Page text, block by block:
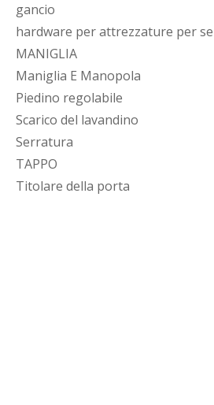
gancio
hardware per attrezzature per
MANIGLIA
Maniglia E Manopola
Piedino regolabile
Scarico del lavandino
Serratura
TAPPO
Titolare della porta